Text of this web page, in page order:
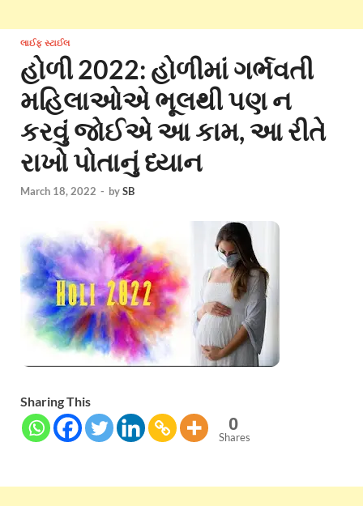
લાઈફ સ્ટાઈલ
હોળી 2022: હોળીમાં ગર્ભવતી
મહિલાઓએ ભૂલથી પણ ન
કરવું જોઈએ આ કામ, આ રીતે
રાખો પોતાનું ધ્યાન
March 18, 2022 - bySB
Sharing This
0
Shares